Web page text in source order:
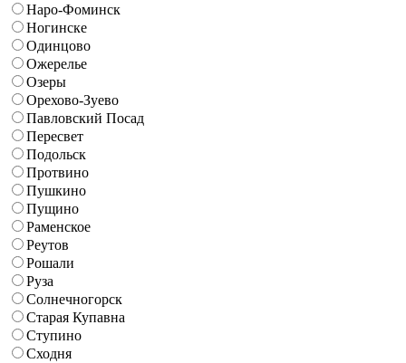
Наро-Фоминск
Ногинске
Одинцово
Ожерелье
Озеры
Орехово-Зуево
Павловский Посад
Пересвет
Подольск
Протвино
Пушкино
Пущино
Раменское
Реутов
Рошали
Руза
Солнечногорск
Старая Купавна
Ступино
Сходня